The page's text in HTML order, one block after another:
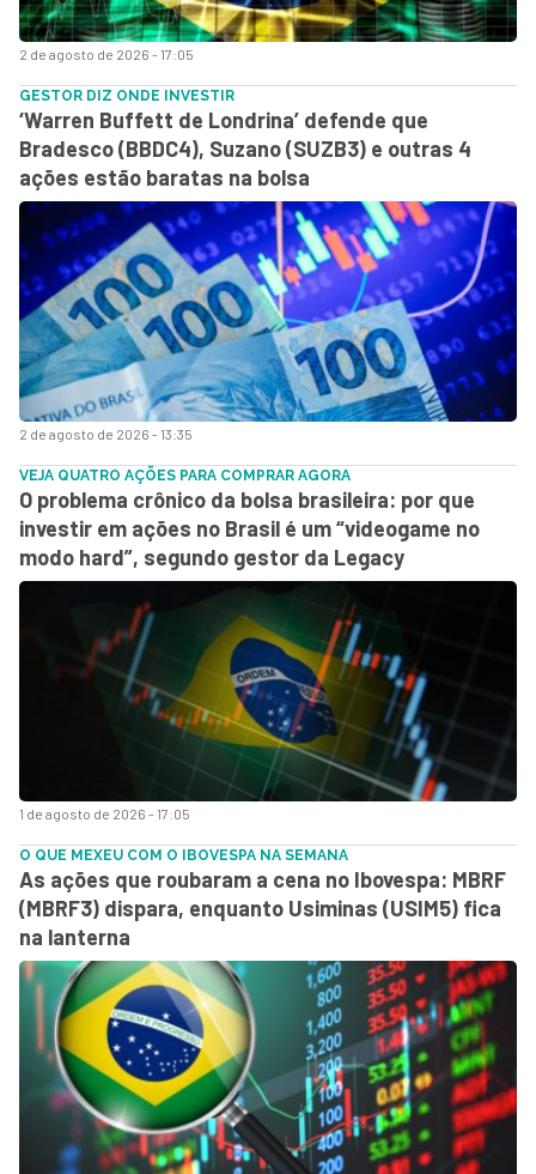
2 de agosto de 2026 - 17:05
2 de agosto de 2026 - 13:35
GESTOR DIZ ONDE INVESTIR
‘Warren Buffett de Londrina’ defende que
Bradesco (BBDC4), Suzano (SUZB3) e outras 4
ações estão baratas na bolsa
1 de agosto de 2026 - 17:05
VEJA QUATRO AÇÕES PARA COMPRAR AGORA
O problema crônico da bolsa brasileira: por que
investir em ações no Brasil é um “videogame no
modo hard”, segundo gestor da Legacy
O QUE MEXEU COM O IBOVESPA NA SEMANA
As ações que roubaram a cena no Ibovespa: MBRF
(MBRF3) dispara, enquanto Usiminas (USIM5) fica
na lanterna